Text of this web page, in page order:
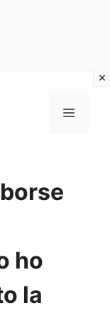
MENU
ho
la